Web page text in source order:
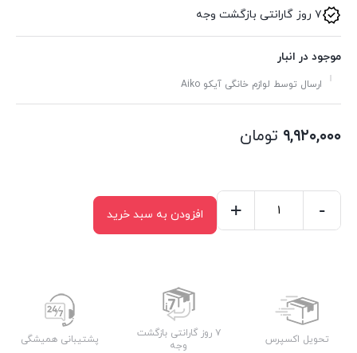
۷ روز گارانتی بازگشت وجه
موجود در انبار
ارسال توسط لوازم خانگی آیکو Aiko
۹,۹۲۰,۰۰۰ تومان
AK152HD
-
+ افزودن به سبد خرید
تحویل اکسپرس
۷ روز گارانتی بازگشت
وجه
پشتیبانی همیشگی